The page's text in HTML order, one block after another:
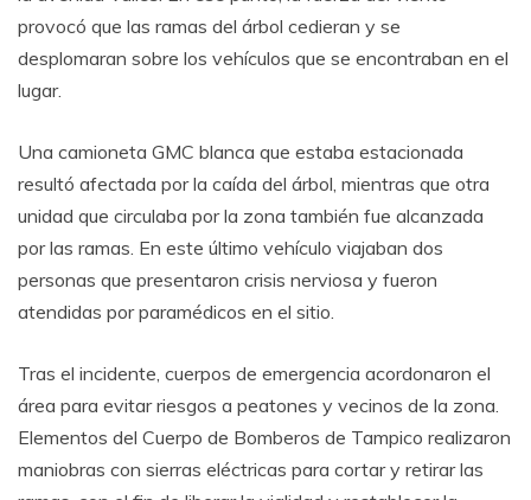
provocó que las ramas del árbol cedieran y se
desplomaran sobre los vehículos que se encontraban en el
lugar.
Una camioneta GMC blanca que estaba estacionada
resultó afectada por la caída del árbol, mientras que otra
unidad que circulaba por la zona también fue alcanzada
por las ramas. En este último vehículo viajaban dos
personas que presentaron crisis nerviosa y fueron
atendidas por paramédicos en el sitio.
Tras el incidente, cuerpos de emergencia acordonaron el
área para evitar riesgos a peatones y vecinos de la zona.
Elementos del Cuerpo de Bomberos de Tampico realizaron
maniobras con sierras eléctricas para cortar y retirar las